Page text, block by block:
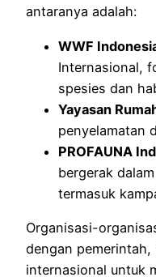
antaranya adalah:
WWF
Internasional,
spesies dan
Yayasan
penyelamatan
PROFAUNA
bergerak
termasuk
Organisasi-
dengan
internasional untuk